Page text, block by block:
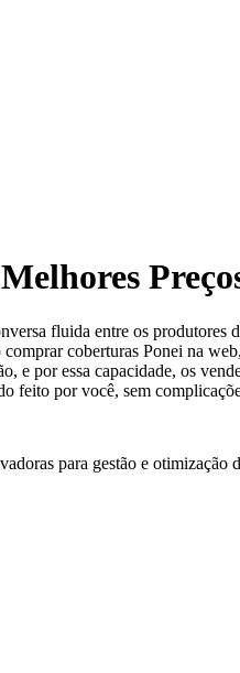
fluida entre os
coberturas Ponei na
e por essa capacidade, os
feito por você, sem
para gestão e otimização